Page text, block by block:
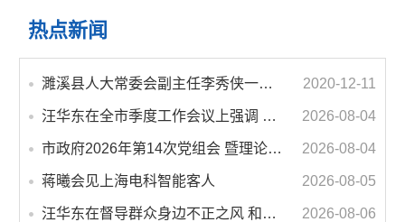
热点新闻
濉溪县人大常委会副主任李秀侠一行调研城乡客运一体化和治超工作 2020-12-11
汪华东在全市季度工作会议上强调 锚定打好“三仗”任务和年度预期目标不动摇 在全市上下掀起比学赶超争先进位的攻坚热潮 2026-08-04
市政府2026年第14次党组会 暨理论学习中心组学习会议召开 蒋曦主持会议并讲话 2026-08-04
蒋曦会见上海电科智能客人 2026-08-05
汪华东在督导群众身边不正之风 和腐败问题集中整治工作时强调 以更高标准更实举措纵深推进集中整治 不断增强人民群众获得感幸福感安全感 2026-08-06